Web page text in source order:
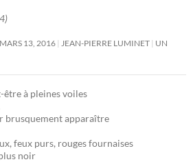
MARS 13, 2016 JEAN-PIERRE LUMINET UN
être à pleines voiles
brusquement apparaître
feux purs, rouges fournaises
noir